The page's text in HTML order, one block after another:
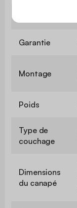
Garantie
Montage
Poids
Type de
couchage
Dimensions
du canapé